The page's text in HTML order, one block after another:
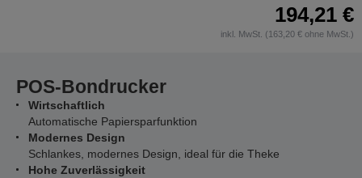
194,21 €
inkl. MwSt. (163,20 € ohne MwSt.)
POS-Bondrucker
Wirtschaftlich
Automatische Papiersparfunktion
Modernes Design
Schlankes, modernes Design, ideal für die Theke
Hohe Zuverlässigkeit